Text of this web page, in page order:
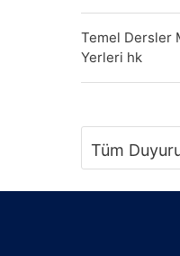
Temel Dersler
Yerleri hk
Tüm